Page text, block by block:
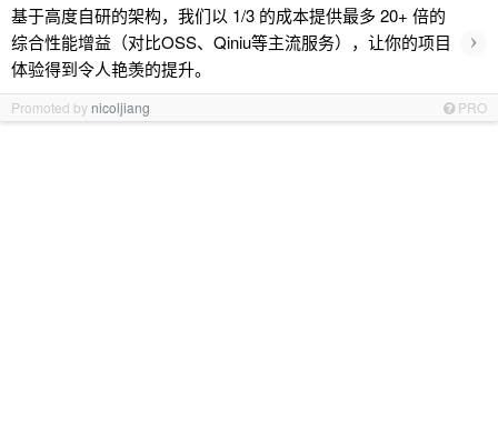
基于高度自研的架构，我们以 1/3 的成本提供最多 20+ 倍的
综合性能增益（对比OSS、Qiniu等主流服务），让你的项目
体验得到令人艳羡的提升。
›
Promoted by nicoljiang PRO